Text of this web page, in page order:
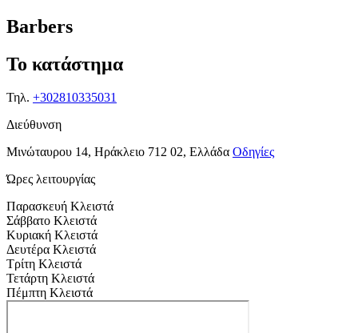
Barbers
Το κατάστημα
Τηλ. +302810335031
Διεύθυνση
Μινώταυρου 14, Ηράκλειο 712 02, Ελλάδα Οδηγίες
Ώρες λειτουργίας
Παρασκευή Κλειστά
Σάββατο Κλειστά
Κυριακή Κλειστά
Δευτέρα Κλειστά
Τρίτη Κλειστά
Τετάρτη Κλειστά
Πέμπτη Κλειστά